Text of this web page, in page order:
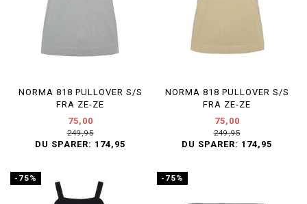
NORMA 818 PULLOVER S/S
FRA ZE-ZE
75,00
249,95
DU SPARER: 174,95
NORMA 818 PULLOVER S/S
FRA ZE-ZE
75,00
249,95
DU SPARER: 174,95
-75% -75%